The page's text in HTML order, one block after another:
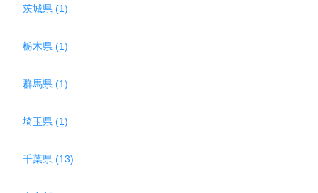
茨城県 (1)
栃木県 (1)
群馬県 (1)
埼玉県 (1)
千葉県 (13)